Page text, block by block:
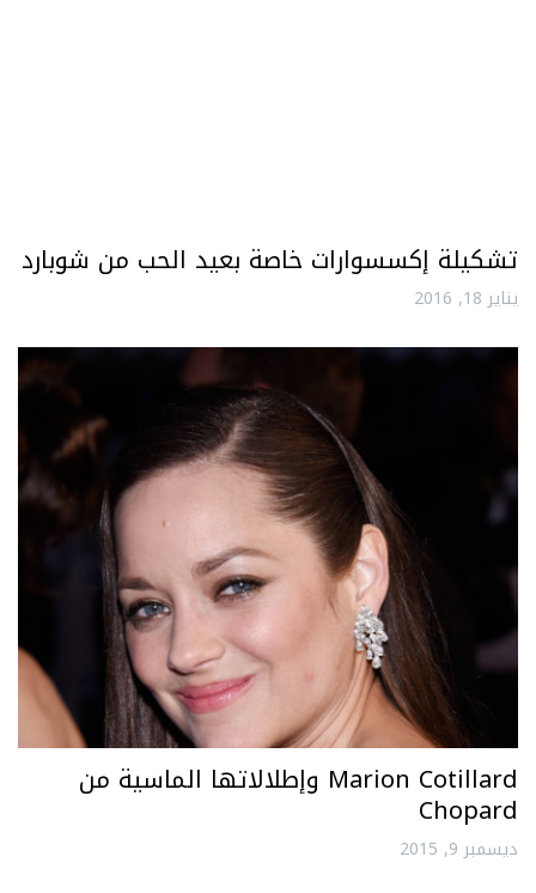
تشكيلة إكسسوارات خاصة بعيد الحب من شوبارد
يناير 18, 2016
Marion Cotillard وإطلالاتها الماسية من
Chopard
ديسمبر 9, 2015